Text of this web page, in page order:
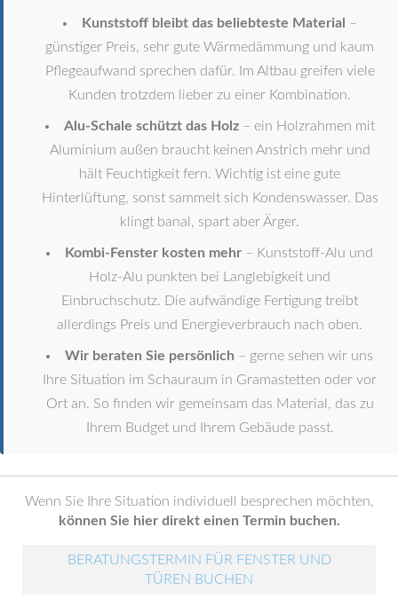
Kunststoff bleibt das beliebteste Material –
günstiger Preis, sehr gute Wärmedämmung und kaum
Pflegeaufwand sprechen dafür. Im Altbau greifen viele
Kunden trotzdem lieber zu einer Kombination.
Alu-Schale schützt das Holz– ein Holzrahmen mit
Aluminium außen braucht keinen Anstrich mehr und
hält Feuchtigkeit fern. Wichtig ist eine gute
Hinterlüftung, sonst sammelt sich Kondenswasser. Das
klingt banal, spart aber Ärger.
Kombi-Fenster kosten mehr – Kunststoff-Alu und
Holz-Alu punkten bei Langlebigkeit und
Einbruchschutz. Die aufwändige Fertigung treibt
allerdings Preis und Energieverbrauch nach oben.
Wir beraten Sie persönlich – gerne sehen wir uns
Ihre Situation im Schauraum in Gramastetten oder vor
Ort an. So finden wir gemeinsam das Material, das zu
Ihrem Budget und Ihrem Gebäude passt.
Wenn Sie Ihre Situation individuell besprechen möchten,
können Sie hier direkt einen Termin buchen.
BERATUNGSTERMIN FÜR FENSTER UND
TÜREN BUCHEN